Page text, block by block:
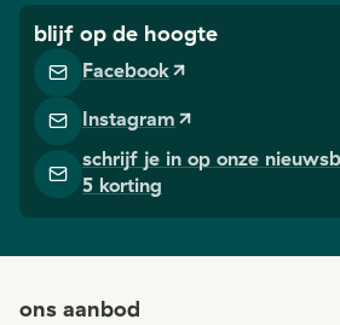
blijf op de hoogte
Facebook
Instagram
schrijf je in op onze
5 korting
ons aanbod